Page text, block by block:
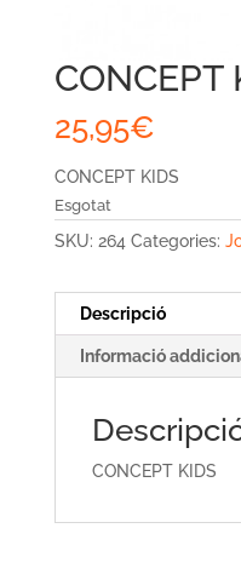
CONCEPT
25,95€
CONCEPT KIDS
Esgotat
SKU: 264 Categories:
Descripció
Informació
CONCEPT KIDS